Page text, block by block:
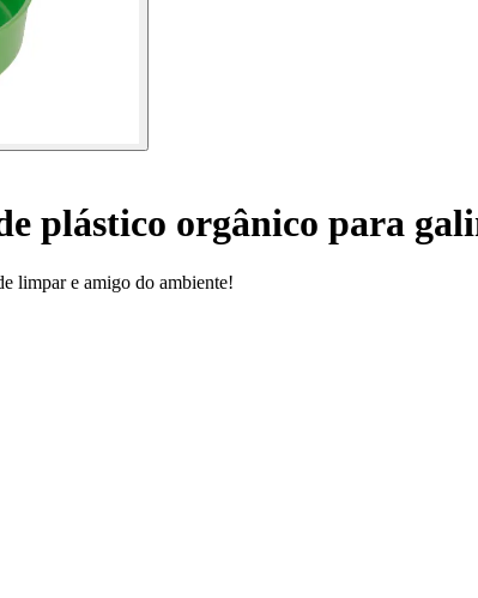
plástico orgânico para
limpar e amigo do ambiente!